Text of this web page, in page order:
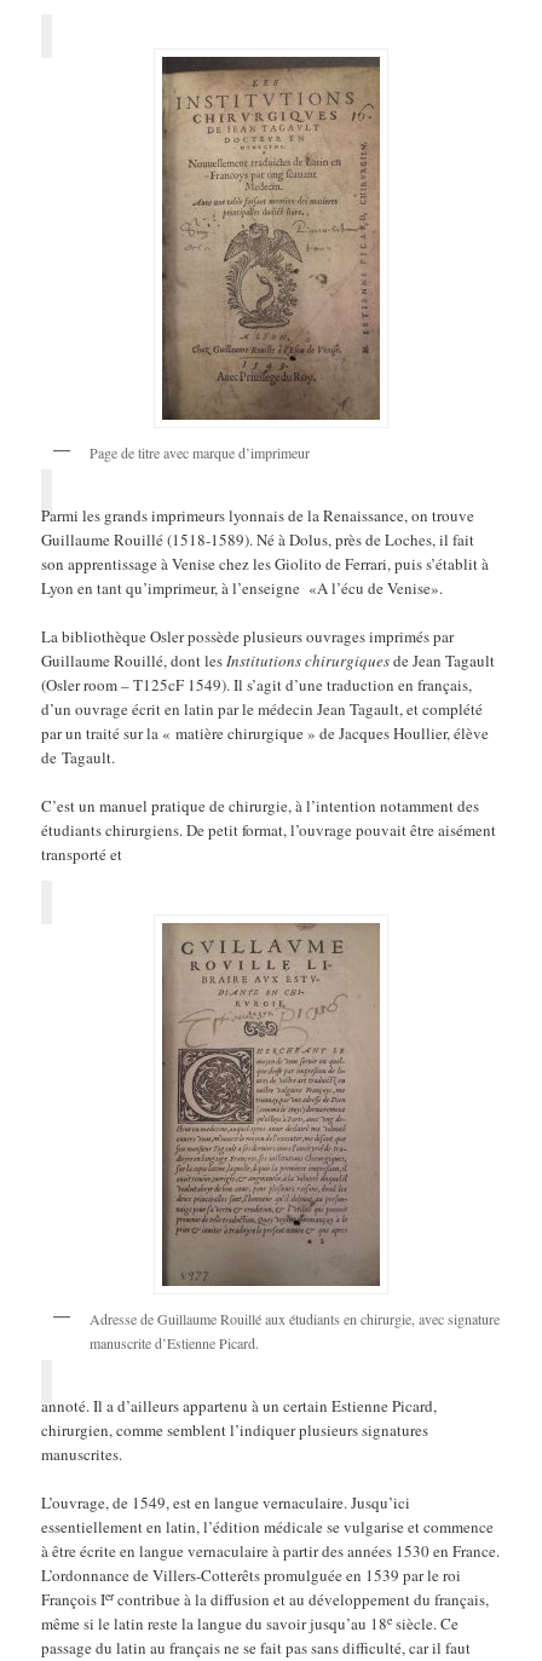
Page de titre avec marque d’imprimeur
Parmi les grands imprimeurs lyonnais de la Renaissance, on trouve
Guillaume Rouillé (1518-1589). Né à Dolus, près de Loches, il fait
son apprentissage à Venise chez les Giolito de Ferrari, puis s’établit à
Lyon en tant qu’imprimeur, à l’enseigne «A l’écu de Venise».
La bibliothèque Osler possède plusieurs ouvrages imprimés par
Guillaume Rouillé, dont lesInstitutions chirurgiquesde Jean Tagault
(Osler room – T125cF 1549). Il s’agit d’une traduction en français,
d’un ouvrage écrit en latin par le médecin Jean Tagault, et complété
par un traité sur la « matière chirurgique » de Jacques Houllier, élève
de Tagault.
C’est un manuel pratique de chirurgie, à l’intention notamment des
étudiants chirurgiens. De petit format, l’ouvrage pouvait être aisément
transporté et
Adresse de Guillaume Rouillé aux étudiants en chirurgie, avec signature
manuscrite d’Estienne Picard.
annoté. Il a d’ailleurs appartenu à un certain Estienne Picard,
chirurgien, comme semblent l’indiquer plusieurs signatures
manuscrites.
L’ouvrage, de 1549, est en langue vernaculaire. Jusqu’ici
essentiellement en latin, l’édition médicale se vulgarise et commence
à être écrite en langue vernaculaire à partir des années 1530 en France.
L’ordonnance de Villers-Cotterêts promulguée en 1539 par le roi
François Iercontribue à la diffusion et au développement du français,
même si le latin reste la langue du savoir jusqu’au 18e siècle. Ce
passage du latin au français ne se fait pas sans difficulté, car il faut